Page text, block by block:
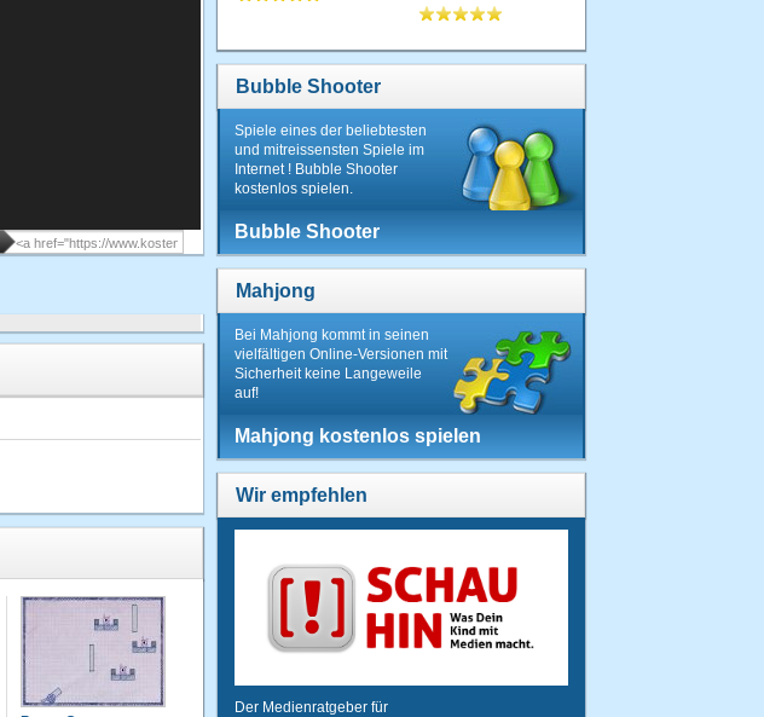
Bubble Shooter
Spiele eines der beliebtesten
und mitreissensten Spiele im
Internet ! Bubble Shooter
kostenlos spielen.
Bubble Shooter
Mahjong
Bei Mahjong kommt in seinen
vielfältigen Online-Versionen mit
Sicherheit keine Langeweile
auf!
Mahjong kostenlos spielen
Wir empfehlen
Der Medienratgeber für